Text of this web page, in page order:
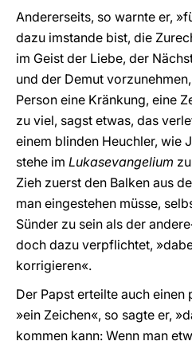
Andererseits, so warnte er,
dazu imstande bist, die
im Geist der Liebe, der
und der Demut
Person eine Kränkung, eine
zu viel, sagst etwas, das
einem blinden Heuchler, wie
stehe im Lukasevangelium
Zieh zuerst den Balken aus
man eingestehen müsse,
Sünder zu sein als der
doch dazu verpflichtet,
korrigieren«.
Der Papst erteilte auch einen
»ein Zeichen«, so sagte er,
kommen kann: Wenn man